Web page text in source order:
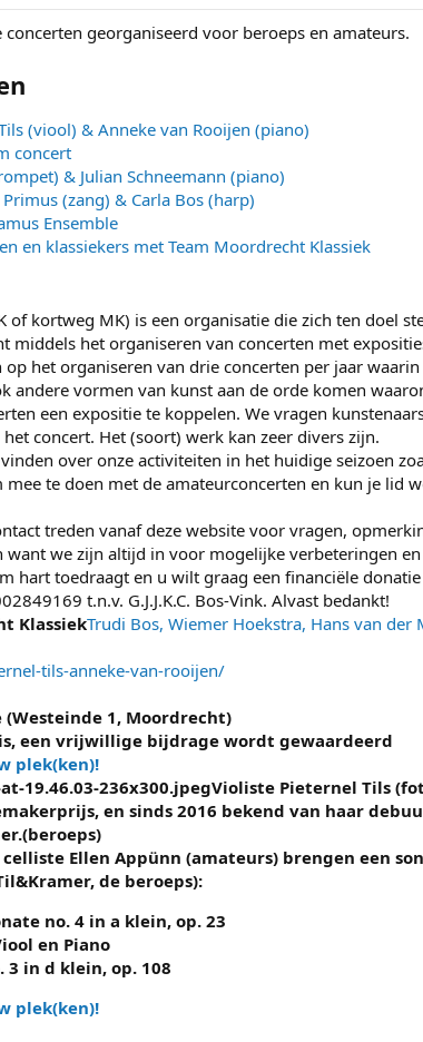
georganiseerd voor beroeps en amateurs.
(viool) & Anneke van Rooijen (piano)
concert
& Julian Schneemann (piano)
(zang) & Carla Bos (harp)
Ensemble
en klassiekers met Team Moordrecht Klassiek
of kortweg MK) is een organisatie die zich ten doel
middels het organiseren van concerten met
het organiseren van drie concerten per jaar
andere vormen van kunst aan de orde komen
een expositie te koppelen. We vragen
concert. Het (soort) werk kan zeer divers zijn.
over onze activiteiten in het huidige seizoen
te doen met de amateurconcerten en kun je lid
treden vanaf deze website voor vragen,
we zijn altijd in voor mogelijke verbeteringen
hart toedraagt en u wilt graag een financiële
t.n.v. G.J.J.K.C. Bos-Vink. Alvast bedankt!
KlassiekTrudi Bos, Wiemer Hoekstra, Hans van der
tils-anneke-van-rooijen/
1, Moordrecht)
een vrijwillige bijdrage wordt gewaardeerd
plek(ken)!
Violiste Pieternel Tils
en sinds 2016 bekend van haar
Ellen Appünn (amateurs) brengen een
de beroeps):
no. 4 in a klein, op. 23
en Piano
3 in d klein, op. 108
plek(ken)!